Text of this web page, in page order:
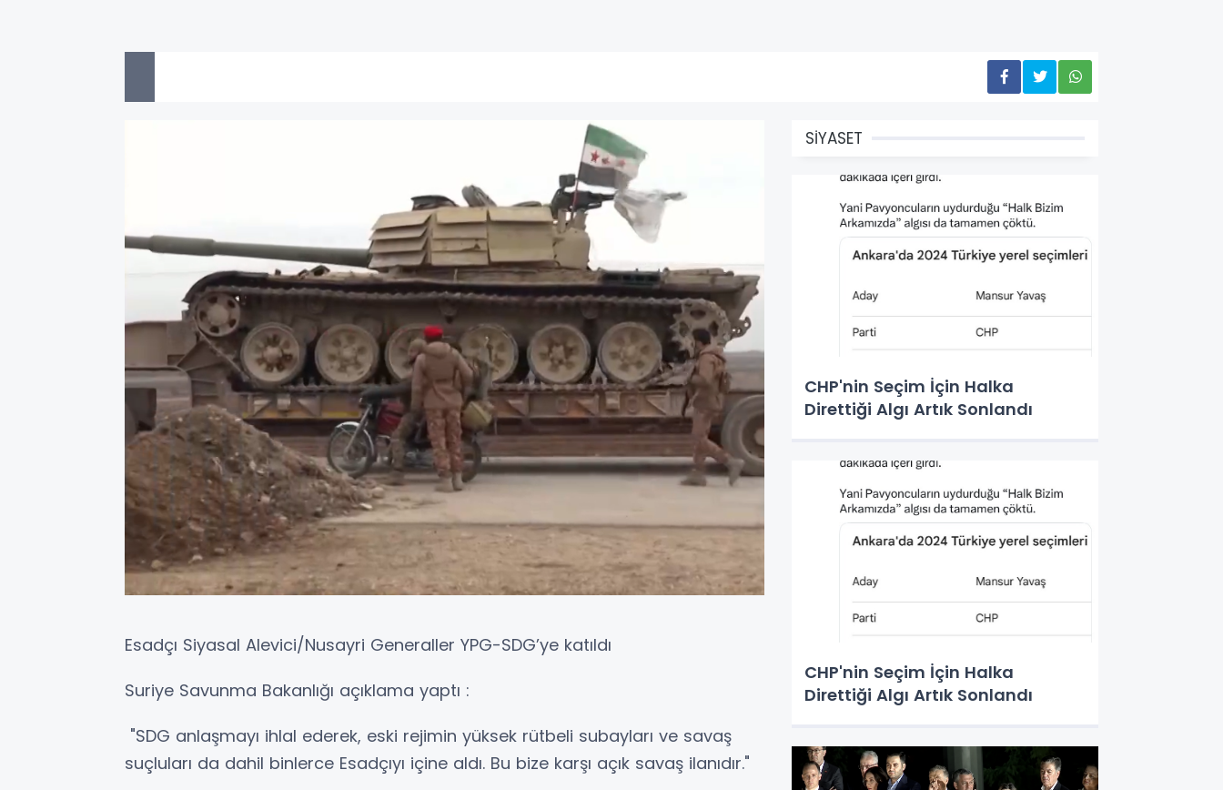
Esadçı Siyasal Alevici/Nusayri Generaller YPG-SDG’ye katıldı
Suriye Savunma Bakanlığı açıklama yaptı :
"SDG anlaşmayı ihlal ederek, eski rejimin yüksek rütbeli subayları ve savaş
suçluları da dahil binlerce Esadçıyı içine aldı. Bu bize karşı açık savaş ilanıdır."
SİYASET
CHP'nin Seçim İçin Halka
Direttiği Algı Artık Sonlandı
CHP'nin Seçim İçin Halka
Direttiği Algı Artık Sonlandı